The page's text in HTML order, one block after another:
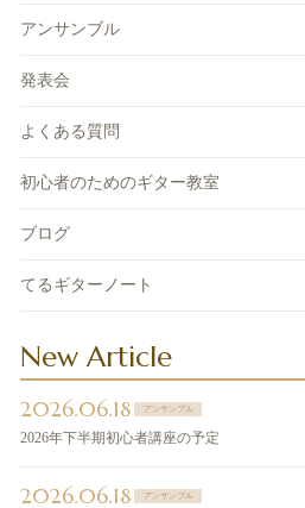
アンサンブル
発表会
よくある質問
初心者のためのギター教室
ブログ
てるギターノート
New Article
2026.06.18 アンサンブル
2026年下半期初心者講座の予定
2026.06.18 アンサンブル